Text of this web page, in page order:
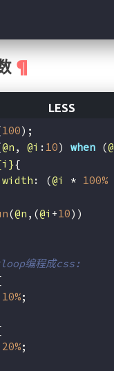
100);
@n , @i : 10) when (
{
width : (@i * 100%
(@n ,(@i +10))
编程成css:
10%;
20%;
杯